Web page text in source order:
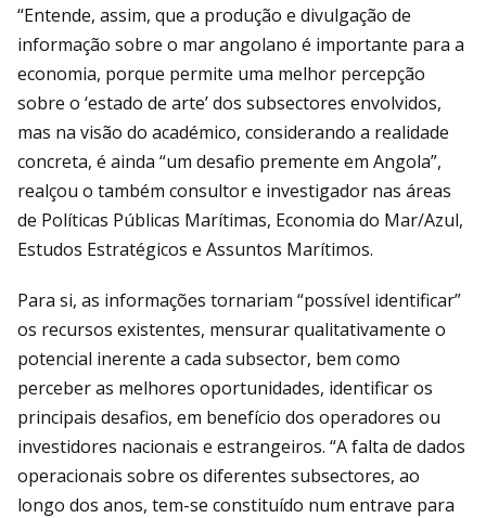
“Entende, assim, que a produção e divulgação de
informação sobre o mar angolano é importante para a
economia, porque permite uma melhor percepção
sobre o ‘estado de arte’ dos subsectores envolvidos,
mas na visão do académico, considerando a realidade
concreta, é ainda “um desafio premente em Angola”,
realçou o também consultor e investigador nas áreas
de Políticas Públicas Marítimas, Economia do Mar/Azul,
Estudos Estratégicos e Assuntos Marítimos.
Para si, as informações tornariam “possível identificar”
os recursos existentes, mensurar qualitativamente o
potencial inerente a cada subsector, bem como
perceber as melhores oportunidades, identificar os
principais desafios, em benefício dos operadores ou
investidores nacionais e estrangeiros. “A falta de dados
operacionais sobre os diferentes subsectores, ao
longo dos anos, tem-se constituído num entrave para